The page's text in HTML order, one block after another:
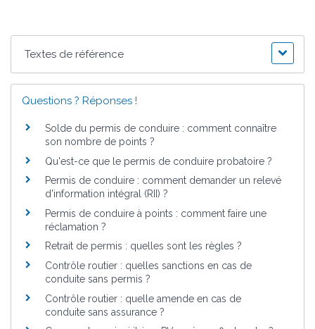
Textes de référence
Questions ? Réponses !
Solde du permis de conduire : comment connaître
son nombre de points ?
Qu'est-ce que le permis de conduire probatoire ?
Permis de conduire : comment demander un relevé
d'information intégral (RII) ?
Permis de conduire à points : comment faire une
réclamation ?
Retrait de permis : quelles sont les règles ?
Contrôle routier : quelles sanctions en cas de
conduite sans permis ?
Contrôle routier : quelle amende en cas de
conduite sans assurance ?